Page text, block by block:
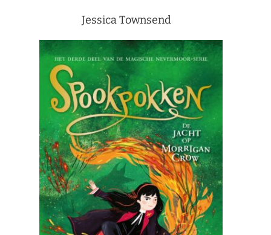
Jessica Townsend